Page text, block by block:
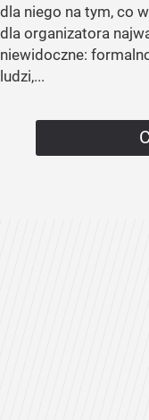
dla niego na tym, co
dla organizatora
niewidoczne:
ludzi,...